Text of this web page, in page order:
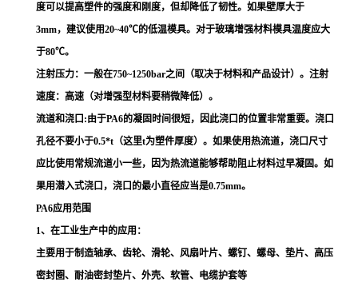
度可以提高塑件的强度和刚度，但却降低了韧性。如果壁厚大于
3mm，建议使用20~40℃的低温模具。对于玻璃增强材料模具温度应大
于80℃。
注射压力：一般在750~1250bar之间（取决于材料和产品设计）。注射
速度：高速（对增强型材料要稍微降低）。
流道和浇口:由于PA6的凝固时间很短，因此浇口的位置非常重要。浇口
孔径不要小于0.5*t（这里t为塑件厚度）。如果使用热流道，浇口尺寸
应比使用常规流道小一些，因为热流道能够帮助阻止材料过早凝固。如
果用潜入式浇口，浇口的最小直径应当是0.75mm。
PA6应用范围
1、在工业生产中的应用：
主要用于制造轴承、齿轮、滑轮、风扇叶片、螺钉、螺母、垫片、高压
密封圈、耐油密封垫片、外壳、软管、电缆护套等